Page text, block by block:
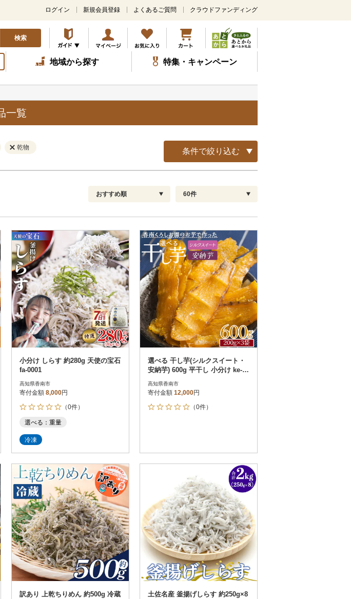
メ
ン
コ
ン
テ
ツ
ッ
ログイン 新規会員登録 よくあるご質問 クラウドファンディング
検索
地域から探す 特集・キャンペーン
一覧
乾物 条件で絞り込む
解除
発送種別 解除
通常
冷蔵便
冷凍便
配送指定 解除
お届け日時指定可
お届け時間帯指定可
発送される月指定可
その他 解除
さとふる限定のお礼品
定期便
さとふるアプリdeワンストップ申請
対象
結果を見る（
おすすめ順
新着順
レビュー件数順
レビュー評価順
寄付金額が高い順
寄付金額が低い順
60件
60
90
120
小分け しらす 約280g 天使の宝石
fa-0001
高知県香南市
寄付金額 8,000円
（0件）
選べる：重量
冷凍
選べる 干し芋(シルクスイート・
安納芋) 600g 平干し 小分け ke-00
14
高知県香南市
寄付金額 12,000円
（0件）
訳あり 上乾ちりめん 約500g 冷蔵
土佐名産 釜揚げしらす 約250g×8